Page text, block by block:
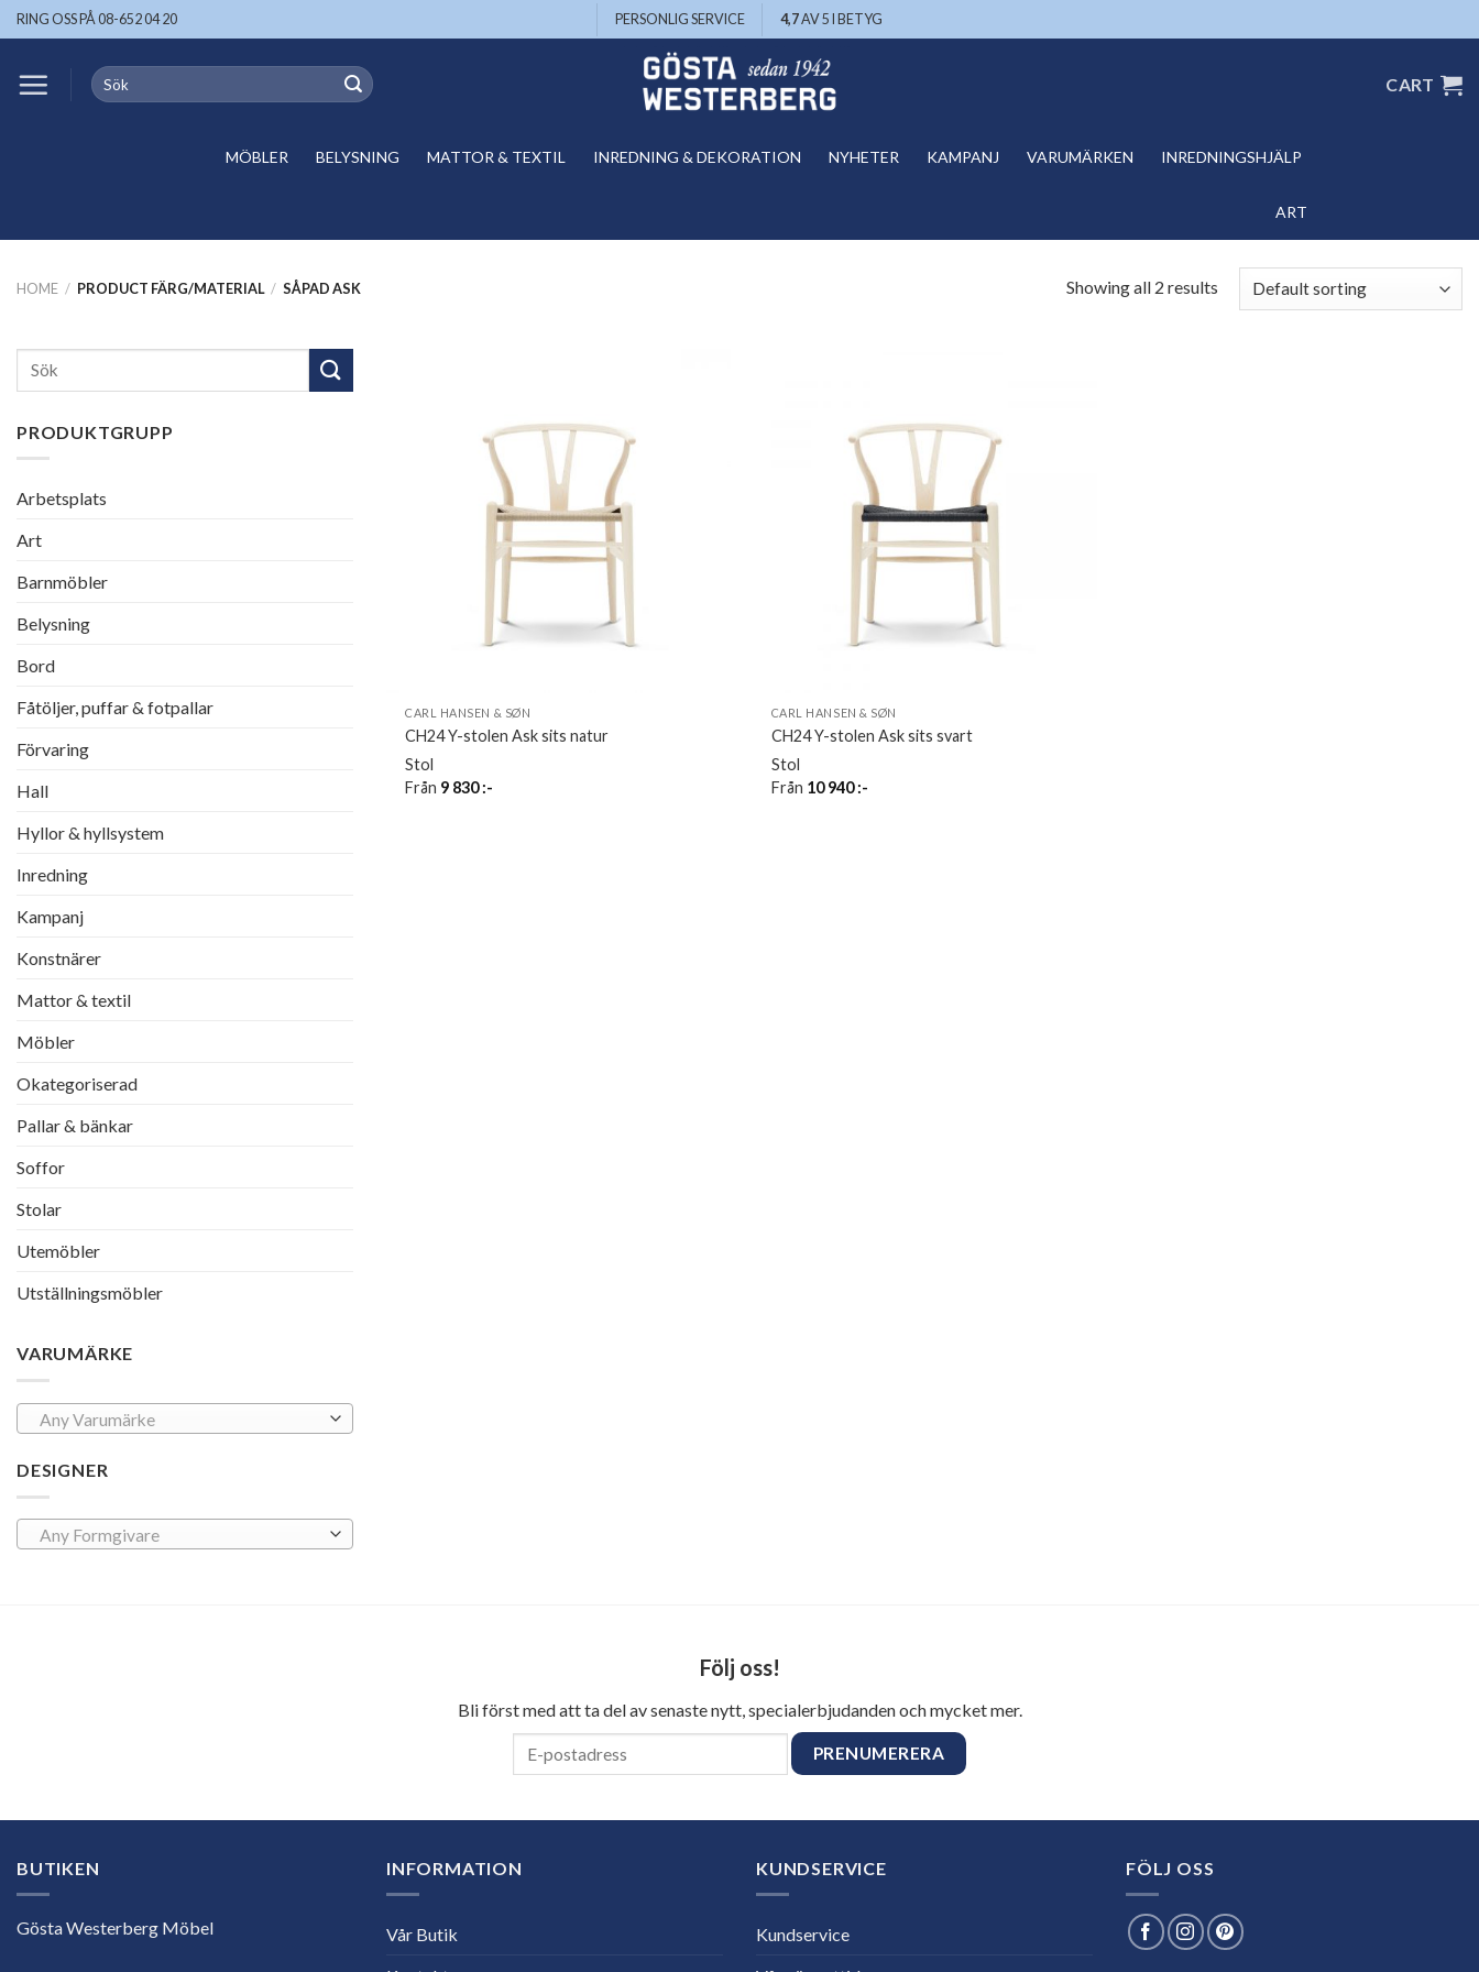
Skip
to
RING OSS PÅ 08-652 04 20 PERSONLIG SERVICE 4,7AV 5 I BETYG
Search
for:
CART
MÖBLER BELYSNING MATTOR & TEXTIL INREDNING & DEKORATION NYHETER KAMPANJ VARUMÄRKEN INREDNINGSHJÄLP
ART
HOME / PRODUCT FÄRG/MATERIAL / SÅPAD ASK Showing all 2 results
Search
PRODUKTGRUPP
Arbetsplats
Art
Barnmöbler
Belysning
Bord
Fåtöljer, puffar & fotpallar
Förvaring
Hall
Hyllor & hyllsystem
Inredning
Kampanj
Konstnärer
Mattor & textil
Möbler
Okategoriserad
Pallar & bänkar
Soffor
Stolar
Utemöbler
Utställningsmöbler
VARUMÄRKE
Any Varumärke
DESIGNER
Any Formgivare
CARL HANSEN & SØN
CH24 Y-stolen Ask sits natur
Stol
Från 9 830:-
CARL HANSEN & SØN
CH24 Y-stolen Ask sits svart
Stol
Från 10 940:-
Följ oss!
Bli först med att ta del av senaste nytt, specialerbjudanden och mycket mer.
BUTIKEN
Gösta Westerberg Möbel
INFORMATION
Vår Butik
KUNDSERVICE
Kundservice
FÖLJ OSS